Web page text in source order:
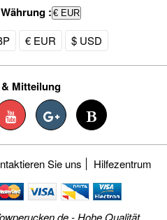
:€ EUR
€ EUR $ USD
Mitteilung
Sie uns Hilfezentrum
- Hohe Qualität